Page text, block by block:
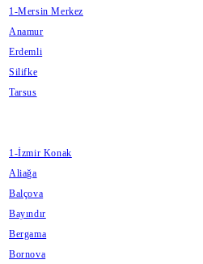
1-Mersin Merkez
Anamur
Erdemli
Silifke
Tarsus
1-İzmir Konak
Aliağa
Balçova
Bayındır
Bergama
Bornova